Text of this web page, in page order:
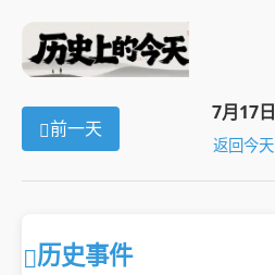
前一天
7月17日
返回今天
历史事件